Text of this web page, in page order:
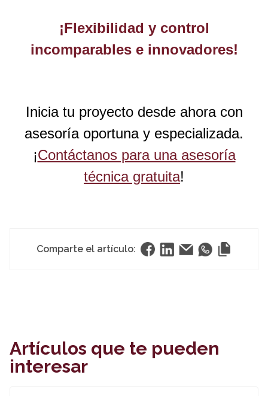
¡Flexibilidad y control
incomparables e innovadores!
Inicia tu proyecto desde ahora con
asesoría oportuna y especializada.
¡Contáctanos para una asesoría
técnica gratuita!
Comparte el artículo:
Artículos que te pueden
interesar